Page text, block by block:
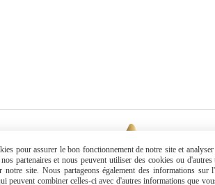
pour assurer le bon fonctionnement de notre site et
partenaires et nous peuvent utiliser des cookies ou
notre site. Nous partageons également des informations
peuvent combiner celles-ci avec d'autres informations que